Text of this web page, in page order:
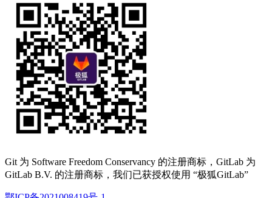
Git 为 Software Freedom Conservancy 的注册商标，GitLab 为
GitLab B.V. 的注册商标，我们已获授权使用 “极狐GitLab”